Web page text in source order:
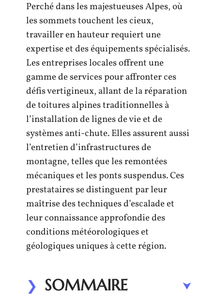
Perché dans les majestueuses Alpes, où
les sommets touchent les cieux,
travailler en hauteur requiert une
expertise et des équipements spécialisés.
Les entreprises locales offrent une
gamme de services pour affronter ces
défis vertigineux, allant de la réparation
de toitures alpines traditionnelles à
l’installation de lignes de vie et de
systèmes anti-chute. Elles assurent aussi
l’entretien d’infrastructures de
montagne, telles que les remontées
mécaniques et les ponts suspendus. Ces
prestataires se distinguent par leur
maîtrise des techniques d’escalade et
leur connaissance approfondie des
conditions météorologiques et
géologiques uniques à cette région.
SOMMAIRE